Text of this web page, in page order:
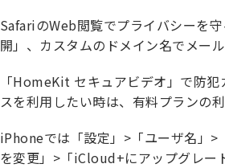
SafariのWeb閲覧でプライバシーを
開」、カスタムのドメイン名でメー
「HomeKit セキュアビデオ」で防
スを利用したい時は、有料プランの
iPhoneでは「設定」>「ユーザ名」
を変更」>「iCloud+にアップグレー